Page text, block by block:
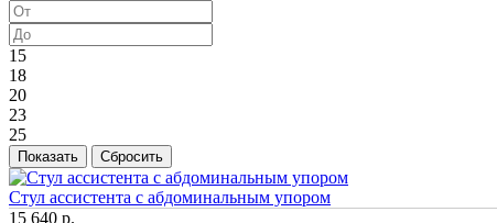
15
18
20
23
25
Стул ассистента с абдоминальным упором
15 640 р.